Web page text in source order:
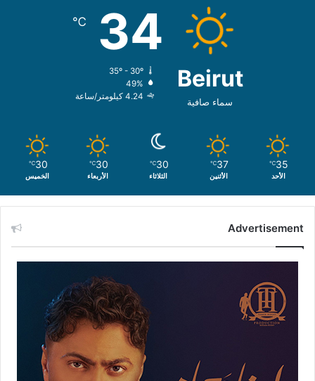
Beirut
سماء صافية
34
℃
35º - 30º
49%
4.24 كيلومتر/ساعة
35
℃
الأحد
37
℃
الأثنين
30
℃
الثلاثاء
30
℃
الأربعاء
30
℃
الخميس
Advertisement